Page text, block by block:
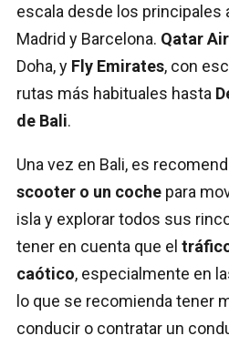
escala desde los principales
Madrid y Barcelona. Qatar
Doha, y Fly Emirates, con
rutas más habituales hasta
de Bali.
Una vez en Bali, es
scooter o un coche para
isla y explorar todos sus
tener en cuenta que el
caótico, especialmente en
lo que se recomienda tener
conducir o contratar un